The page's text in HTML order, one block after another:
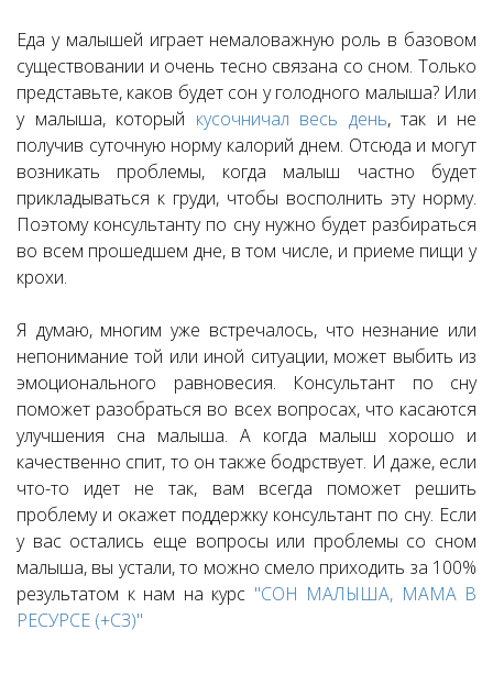
Еда у малышей играет немаловажную роль в базовом
существовании и очень тесно связана со сном. Только
представьте, каков будет сон у голодного малыша? Или
у малыша, который кусочничал весь день, так и не
получив суточную норму калорий днем. Отсюда и могут
возникать проблемы, когда малыш частно будет
прикладываться к груди, чтобы восполнить эту норму.
Поэтому консультанту по сну нужно будет разбираться
во всем прошедшем дне, в том числе, и приеме пищи у
крохи.
Я думаю, многим уже встречалось, что незнание или
непонимание той или иной ситуации, может выбить из
эмоционального равновесия. Консультант по сну
поможет разобраться во всех вопросах, что касаются
улучшения сна малыша. А когда малыш хорошо и
качественно спит, то он также бодрствует. И даже, если
что-то идет не так, вам всегда поможет решить
проблему и окажет поддержку консультант по сну. Если
у вас остались еще вопросы или проблемы со сном
малыша, вы устали, то можно смело приходить за 100%
результатом к нам на курс "СОН МАЛЫША, МАМА В
РЕСУРСЕ (+СЗ)"